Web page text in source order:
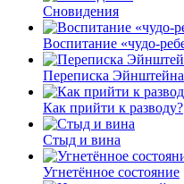
Сновидения
Воспитание «чудо-
Переписка
Как прийти к разводу?
Стыд и вина
Угнетённое состояние